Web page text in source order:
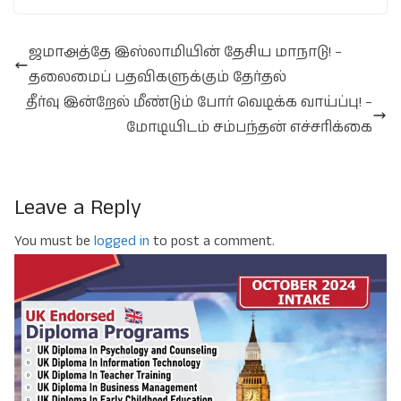
ஜமாஅத்தே இஸ்லாமியின் தேசிய மாநாடு! –
தலைமைப் பதவிகளுக்கும் தேர்தல்
தீர்வு இன்றேல் மீண்டும் போர் வெடிக்க வாய்ப்பு! –
மோடியிடம் சம்பந்தன் எச்சரிக்கை
Leave a Reply
You must be logged in to post a comment.